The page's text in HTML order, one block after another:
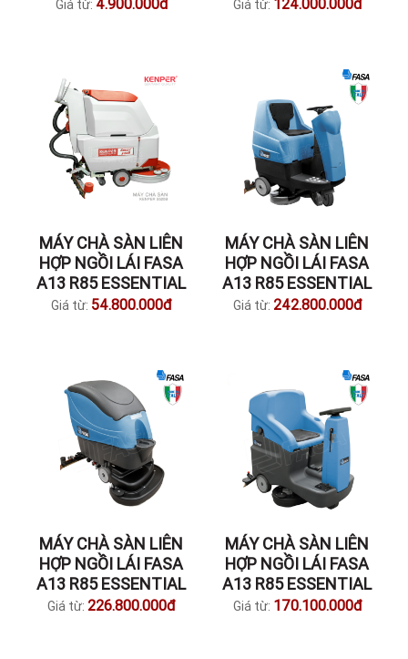
Giá từ: 4.900.000đ Giá từ: 124.000.000đ
MÁY CHÀ SÀN LIÊN
HỢP NGỒI LÁI FASA
A13 R85 ESSENTIAL
Giá từ: 54.800.000đ
MÁY CHÀ SÀN LIÊN
HỢP NGỒI LÁI FASA
A13 R85 ESSENTIAL
Giá từ: 242.800.000đ
MÁY CHÀ SÀN LIÊN
HỢP NGỒI LÁI FASA
A13 R85 ESSENTIAL
Giá từ: 226.800.000đ
MÁY CHÀ SÀN LIÊN
HỢP NGỒI LÁI FASA
A13 R85 ESSENTIAL
Giá từ: 170.100.000đ